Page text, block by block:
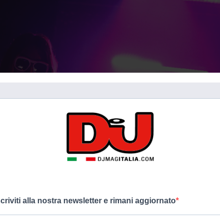
alla nostra newsletter e rimani aggiornato